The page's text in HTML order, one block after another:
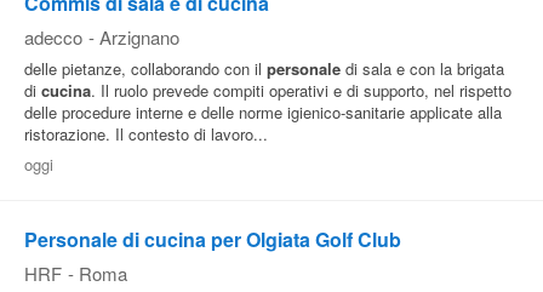
adecco - Arzignano
delle pietanze, collaborando con il personale di sala e con la brigata
di cucina. Il ruolo prevede compiti operativi e di supporto, nel rispetto
delle procedure interne e delle norme igienico-sanitarie applicate alla
ristorazione. Il contesto di lavoro...
oggi
Personale di cucina per Olgiata Golf Club
HRF - Roma